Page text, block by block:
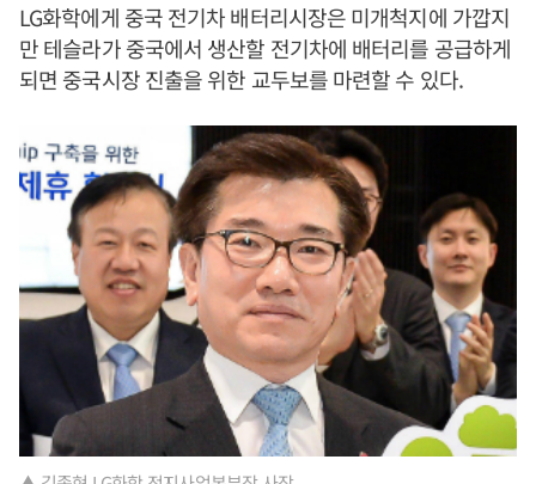
LG화학에게 중국 전기차 배터리시장은 미개척지에 가깝지
만 테슬라가 중국에서 생산할 전기차에 배터리를 공급하게
되면 중국시장 진출을 위한 교두보를 마련할 수 있다.